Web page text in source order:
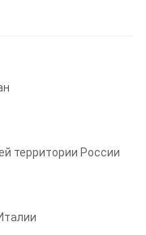
территории России